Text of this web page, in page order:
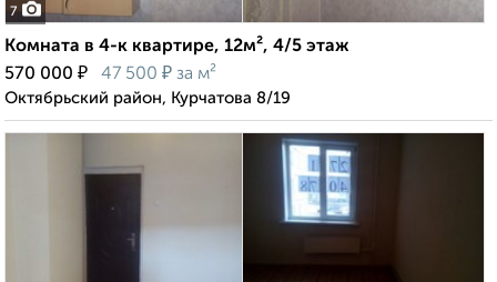
7
Комната в 4-к квартире, 12м², 4/5 этаж
570 000 ₽ 47 500 ₽ за м²
Октябрьский район, Курчатова 8/19